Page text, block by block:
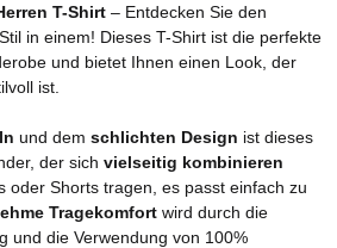
T-Shirt – Entdecken Sie den
in einem! Dieses T-Shirt ist die perfekte
und bietet Ihnen einen Look, der
ist.
und dem schlichten Design ist dieses
der sich vielseitig kombinieren
oder Shorts tragen, es passt einfach zu
Tragekomfort wird durch die
und die Verwendung von 100%